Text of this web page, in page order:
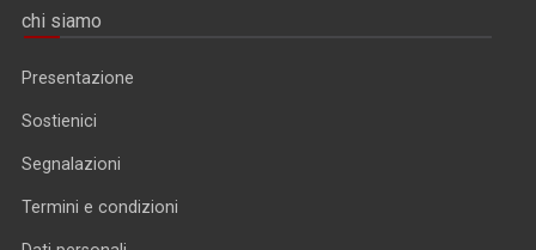
chi siamo
Presentazione
Sostienici
Segnalazioni
Termini e condizioni